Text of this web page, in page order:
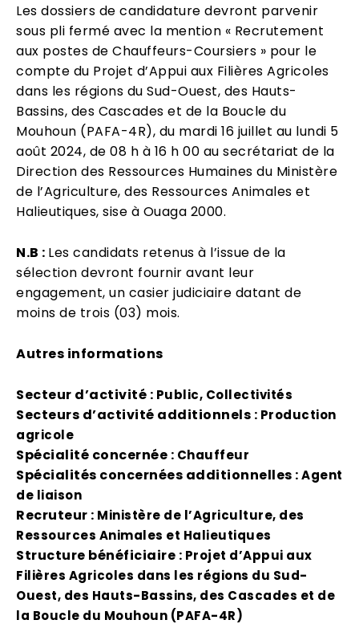
Les dossiers de candidature devront parvenir
sous pli fermé avec la mention « Recrutement
aux postes de Chauffeurs-Coursiers » pour le
compte du Projet d’Appui aux Filières Agricoles
dans les régions du Sud-Ouest, des Hauts-
Bassins, des Cascades et de la Boucle du
Mouhoun (PAFA-4R), du mardi 16 juillet au lundi 5
août 2024, de 08 h à 16 h 00 au secrétariat de la
Direction des Ressources Humaines du Ministère
de l’Agriculture, des Ressources Animales et
Halieutiques, sise à Ouaga 2000.
N.B : Les candidats retenus à l’issue de la
sélection devront fournir avant leur
engagement, un casier judiciaire datant de
moins de trois (03) mois.
Autres informations
Secteur d’activité : Public, Collectivités
Secteurs d’activité additionnels : Production
agricole
Spécialité concernée : Chauffeur
Spécialités concernées additionnelles :Agent
de liaison
Recruteur : Ministère de l’Agriculture, des
Ressources Animales et Halieutiques
Structure bénéficiaire : Projet d’Appui aux
Filières Agricoles dans les régions du Sud-
Ouest, des Hauts-Bassins, des Cascades et de
la Boucle du Mouhoun (PAFA-4R)